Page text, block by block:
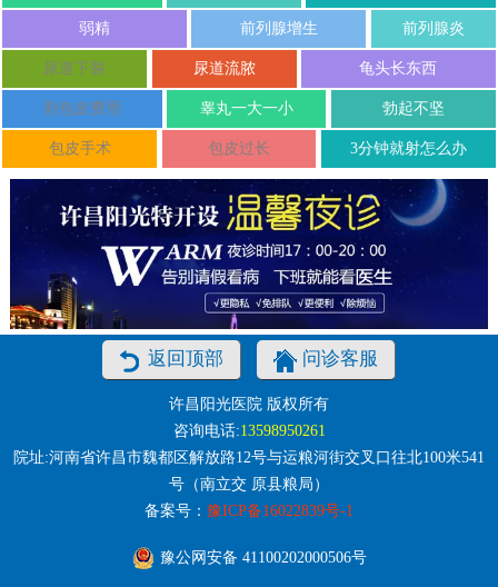
弱精 前列腺增生 前列腺炎
尿道下裂 尿道流脓 龟头长东西
割包皮费用 睾丸一大一小 勃起不坚
包皮手术 包皮过长 3分钟就射怎么办
返回顶部 问诊客服
许昌阳光医院 版权所有
咨询电话:13598950261
院址:河南省许昌市魏都区解放路12号与运粮河街交叉口往北100米541
号（南立交 原县粮局）
备案号： 豫ICP备16022839号-1
豫公网安备 41100202000506号